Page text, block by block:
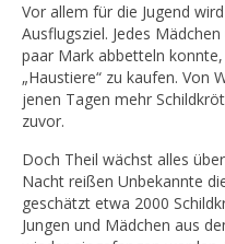
Vor allem für die Jugend
Ausflugsziel. Jedes
paar Mark abbetteln
„Haustiere“ zu kaufen. Von
jenen Tagen mehr
zuvor.
Doch Theil wächst alles
Nacht reißen Unbekannte
geschätzt etwa 2000
Jungen und Mädchen aus